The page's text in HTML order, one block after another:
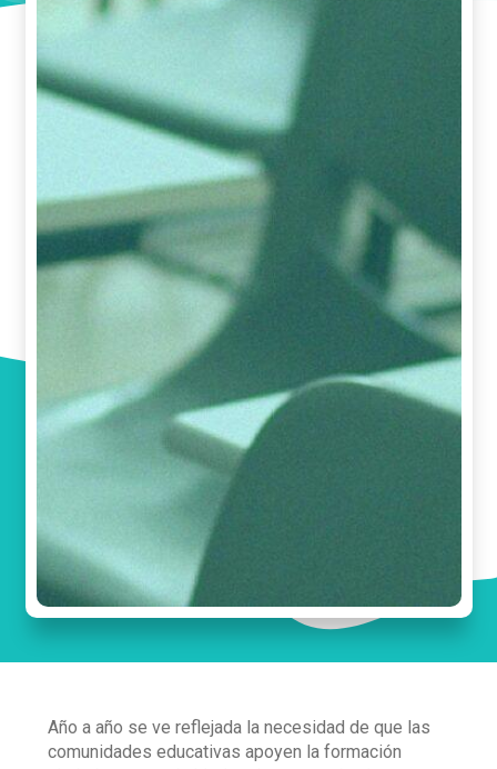
Año a año se ve reflejada la necesidad de que las
comunidades educativas apoyen la formación